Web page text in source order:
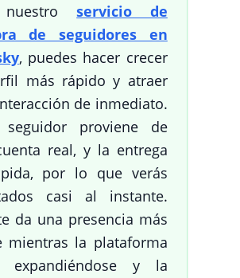
nuestroservicio de
de seguidores en
, puedes hacer crecer
más rápido y atraer
de inmediato.
seguidor proviene de
real, y la entrega
por lo que verás
casi al instante.
da una presencia más
mientras la plataforma
expandiéndose y la